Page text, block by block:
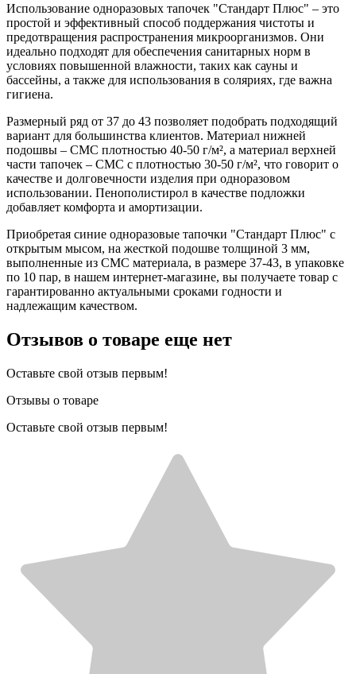
Использование одноразовых тапочек "Стандарт Плюс" – это
простой и эффективный способ поддержания чистоты и
предотвращения распространения микроорганизмов. Они
идеально подходят для обеспечения санитарных норм в
условиях повышенной влажности, таких как сауны и
бассейны, а также для использования в соляриях, где важна
гигиена.
Размерный ряд от 37 до 43 позволяет подобрать подходящий
вариант для большинства клиентов. Материал нижней
подошвы – СМС плотностью 40-50 г/м², а материал верхней
части тапочек – СМС с плотностью 30-50 г/м², что говорит о
качестве и долговечности изделия при одноразовом
использовании. Пенополистирол в качестве подложки
добавляет комфорта и амортизации.
Приобретая синие одноразовые тапочки "Стандарт Плюс" с
открытым мысом, на жесткой подошве толщиной 3 мм,
выполненные из СМС материала, в размере 37-43, в упаковке
по 10 пар, в нашем интернет-магазине, вы получаете товар с
гарантированно актуальными сроками годности и
надлежащим качеством.
Отзывов о товаре еще нет
Оставьте свой отзыв первым!
Отзывы о товаре
Оставьте свой отзыв первым!